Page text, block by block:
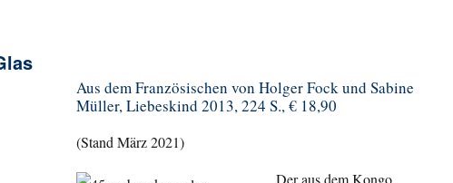
Aus dem Französischen von Holger Fock und Sabine
Müller, Liebeskind 2013, 224 S., € 18,90
(Stand März 2021)
Der aus dem Kongo